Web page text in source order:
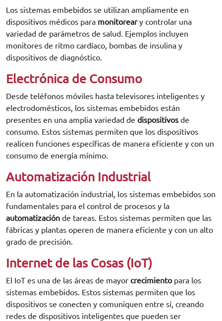
Los sistemas embebidos se utilizan ampliamente en
dispositivos médicos para monitoreary controlar una
variedad de parámetros de salud. Ejemplos incluyen
monitores de ritmo cardíaco, bombas de insulina y
dispositivos de diagnóstico.
Electrónica de Consumo
Desde teléfonos móviles hasta televisores inteligentes y
electrodomésticos, los sistemas embebidos están
presentes en una amplia variedad de dispositivos de
consumo. Estos sistemas permiten que los dispositivos
realicen funciones específicas de manera eficiente y con un
consumo de energía mínimo.
Automatización Industrial
En la automatización industrial, los sistemas embebidos son
fundamentales para el control de procesos y la
automatización de tareas. Estos sistemas permiten que las
fábricas y plantas operen de manera eficiente y con un alto
grado de precisión.
Internet de las Cosas (IoT)
El IoT es una de las áreas de mayor crecimiento para los
sistemas embebidos. Estos sistemas permiten que los
dispositivos se conecten y comuniquen entre sí, creando
redes de dispositivos inteligentes que pueden ser